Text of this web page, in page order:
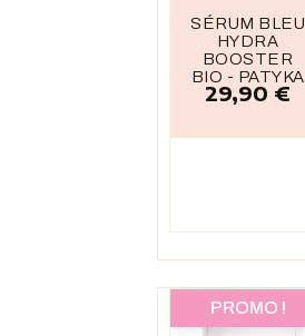
SÉRUM BLEU
HYDRA
BOOSTER
BIO - PATYKA
Prix
29,90 €
PROMO !